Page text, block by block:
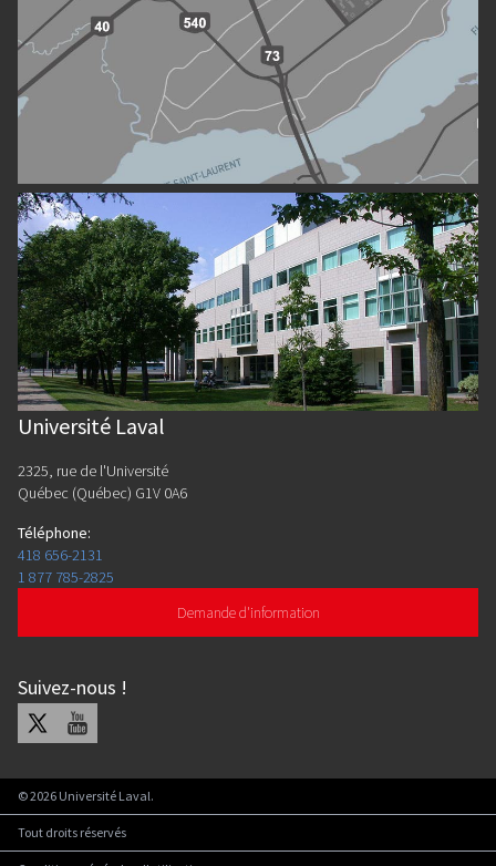
Université Laval
2325, rue de l'Université
Québec (Québec) G1V 0A6
Téléphone:
418 656-2131
1 877 785-2825
Demande d'information
Suivez-nous !
Youtube
©2026 Université Laval.
Tout droits réservés